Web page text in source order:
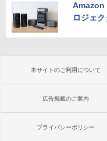
Amazon
ロジェ
本サイトのご利用について
広告掲載のご案内
プライバシーポリシー